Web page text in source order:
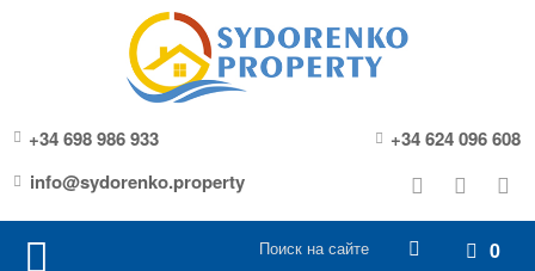
+34 698 986 933
+34 624 096 608
info@sydorenko.property
0